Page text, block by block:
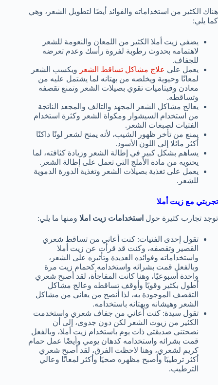
هناك الكثير من استخداماته والفوائد أيضًا لتطويل الشعر، وهي
كما يلي:
يضفي زيت أملا الكثير من اللمعان والنعومة للشعر
لاهتمامه بحدوث رطوبة لفروة رأسك وعدم تعرضه
للجفاف.
يعمل على علاج مشاكل تساقط الشعر ويكسب الشعر
لمعانًا وحيوية ويخلصه من بهتانه لما يشتمل عليه من
معادن وفيتاميات تقوي بصيلات الشعر وتمنع تقصفه
وتساقطه.
يعالج مشاكل الشعر المجهد والتالف والمجعد الناتجة
من استخدام السيشوار ومكواة الشعر وكثرة استخدام
الفتيات لصبغات الشعر.
يمنع من تأخر ظهور الشيب، لأنه يمنح لشعر لونًا داكنًا
أكثر مائلا إلى اللون الأسود.
يساهم بشكل كبير في إطالة الشعر وزيادة كثافته، لما
يحتويه من مادة الأملج التي تعمل على إطالة الشعر.
يعمل على تغذية بصيلات الشعر وتغذية الدورة الدموية
للشعر.
تجربتي مع زيت أملا
توجد تجارب كثيرة حول استخدامات زيت املا ومنها ما يلي:
تقول إحدى الفتيات: كنت أعاني من تساقط شعري
القصير وتقصفه، وكنت قد قرأت عن زيت أملا
واستخداماته وفوائده العديدة وتأثيره على الشعر،
وبالفعل قمت بشرائه واستخدامه كحمام زيت مرة
واحدة أسبوعيًا، وهنا كانت المفاجأة، لقد أصبح شعري
أطول بكثير وقويًا وأوقف تساقطه وعالج مشاكل
التقصف الموجودة به، لذا أنصح من يعاني من مشاكل
الشعر وهيشانه وبهتانه باستخدامه.
تقول سيدة: كنت أعاني من جفاف شعري واستخدمت
الكثير من زيوت الشعر لكن دون جدوى، إلى أن
نصحتني صديقتي ذات يوم باستخدام زيت أملا، وبالفعل
قمت بشرائه واستخدامه كدهان يومي وأيضًا عمل حمام
كريم لشعري، وهنا لاحظت الفرق، لقد أصبح شعري
أكثر ترطيبًا وأصبح مظهره صحيًا وأكثر لمعانًا وعالي
الترطيب.